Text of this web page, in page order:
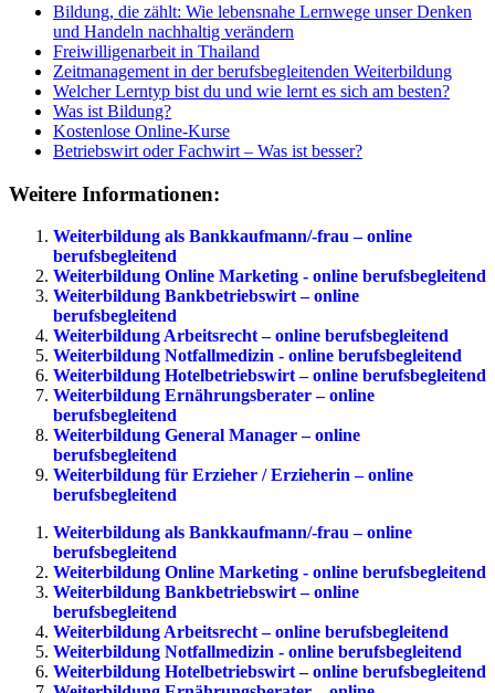
Bildung, die zählt: Wie lebensnahe Lernwege unser Denken
und Handeln nachhaltig verändern
Freiwilligenarbeit in Thailand
Zeitmanagement in der berufsbegleitenden Weiterbildung
Welcher Lerntyp bist du und wie lernt es sich am besten?
Was ist Bildung?
Kostenlose Online-Kurse
Betriebswirt oder Fachwirt – Was ist besser?
Weitere Informationen:
Weiterbildung als Bankkaufmann/-frau – online
berufsbegleitend
Weiterbildung Online Marketing - online berufsbegleitend
Weiterbildung Bankbetriebswirt – online
berufsbegleitend
Weiterbildung Arbeitsrecht – online berufsbegleitend
Weiterbildung Notfallmedizin - online berufsbegleitend
Weiterbildung Hotelbetriebswirt – online berufsbegleitend
Weiterbildung Ernährungsberater – online
berufsbegleitend
Weiterbildung General Manager – online
berufsbegleitend
Weiterbildung für Erzieher / Erzieherin – online
berufsbegleitend
Weiterbildung als Bankkaufmann/-frau – online
berufsbegleitend
Weiterbildung Online Marketing - online berufsbegleitend
Weiterbildung Bankbetriebswirt – online
berufsbegleitend
Weiterbildung Arbeitsrecht – online berufsbegleitend
Weiterbildung Notfallmedizin - online berufsbegleitend
Weiterbildung Hotelbetriebswirt – online berufsbegleitend